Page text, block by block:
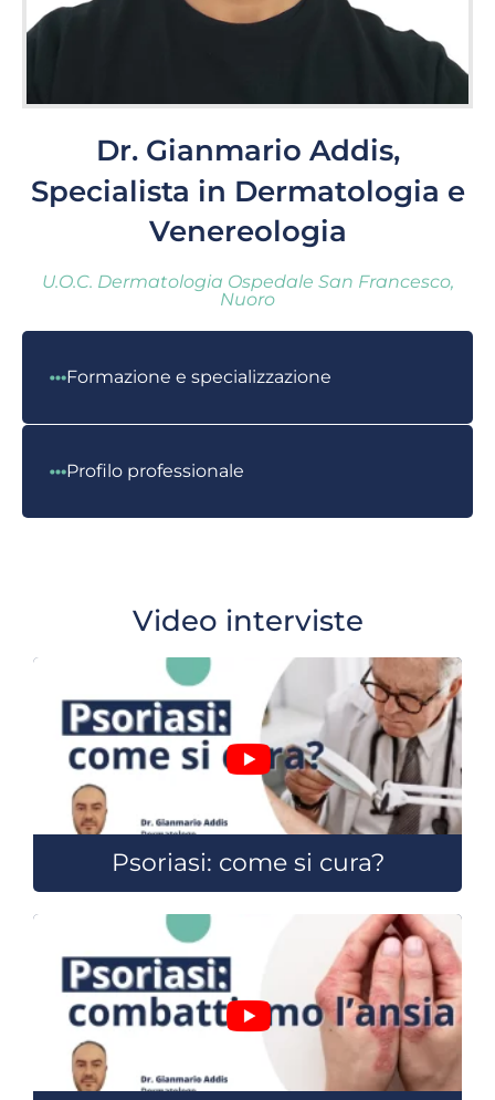
Dr. Gianmario Addis,
Specialista in Dermatologia e
Venereologia
U.O.C. Dermatologia Ospedale San Francesco,
Nuoro
Formazione e specializzazione
Profilo professionale
Video interviste
Psoriasi: come si cura?